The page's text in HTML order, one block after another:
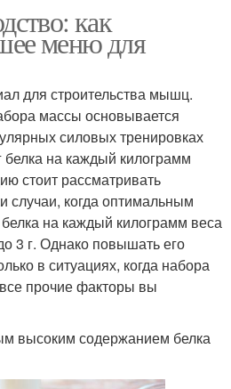
как
меню для
для строительства мышц.
массы основывается
силовых тренировках
белка на каждый килограмм
стоит рассматривать
случаи, когда оптимальным
белка на каждый килограмм веса
3 г. Однако повышать его
в ситуациях, когда набора
прочие факторы вы
высоким содержанием белка